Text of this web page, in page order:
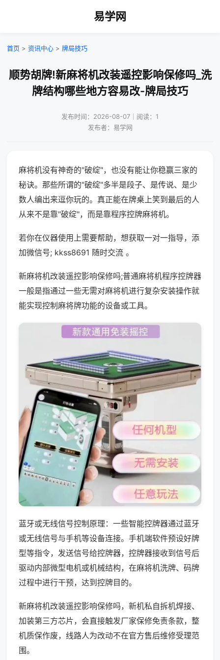
易学网
首页 > 资讯中心 > 牌局技巧
顺势胡牌!新麻将机改装遥控影响保修吗_洗
牌结构哪些地方容易改-牌局技巧
发布时间：2026-08-07｜阅读：1
发布者：易学网
麻将机没有神奇的"破绽"，也没有能让你稳赢三家的
秘诀。那些所谓的"破绽"多半是段子、是传说、是少
数人编出来逗你玩的。真正能在牌桌上笑到最后的人
从来不是靠"破绽"，而是靠程序控牌麻将机。
若你在仪器使用上需要帮助，想获取一对一指导，添
加微信号; kkss8691 随时交流 。
新麻将机改装遥控影响保修吗;普通麻将机程序控牌器
一般是指通过一些无需对麻将机进行复杂安装操作就
能实现控制麻将牌功能的设备或工具。
蓝牙或无线信号控制原理：一些智能控牌器通过蓝牙
或无线信号与手机等设备连接。手机端软件预设好牌
型等指令，发送信号给控牌器，控牌器接收到信号后
驱动内部微型电机或机械结构，在麻将机洗牌、码牌
过程中进行干预，达到控牌目的。
新麻将机改装遥控影响保修吗，新机私自拆机焊接、
加装第三方芯片，会直接触发厂家保修免责条款，整
机质保作废，线路人为改动不在官方售后维修受理范
围。